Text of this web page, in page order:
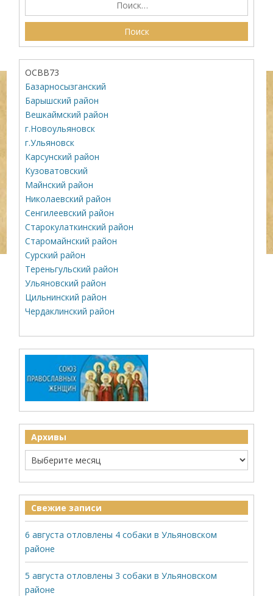
ОСВВ73
Базарносызганский
Барышский район
Вешкаймский район
г.Новоульяновск
г.Ульяновск
Карсунский район
Кузоватовский
Майнский район
Николаевский район
Сенгилеевский район
Старокулаткинский район
Старомайнский район
Сурский район
Тереньгульский район
Ульяновский район
Цильнинский район
Чердаклинский район
Архивы
Свежие записи
6 августа отловлены 4 собаки в Ульяновском
районе
5 августа отловлены 3 собаки в Ульяновском
районе